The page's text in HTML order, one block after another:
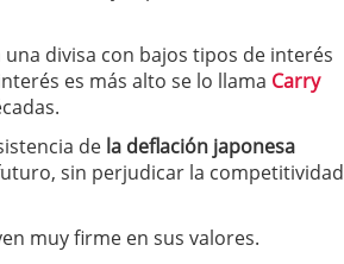
divisa con bajos tipos de interés
es más alto se lo llama Carry
de la deflación japonesa
sin perjudicar la competitividad
muy firme en sus valores.